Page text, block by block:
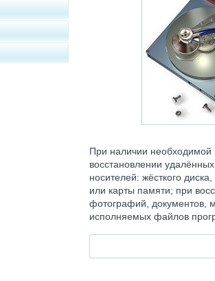
При наличии необходимой
восстановлении
носителей: жёсткого
или карты памяти; при
фотографий, документов,
исполняемых файлов